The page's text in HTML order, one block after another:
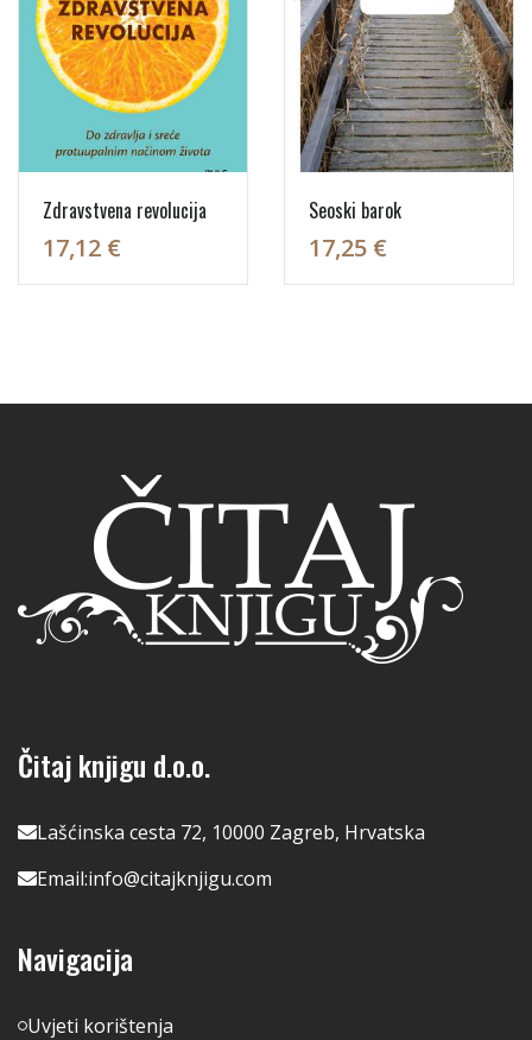
Zdravstvena revolucija
17,12 €
Seoski barok
17,25 €
Čitaj knjigu d.o.o.
Lašćinska cesta 72, 10000 Zagreb, Hrvatska
Email:info@citajknjigu.com
Navigacija
Uvjeti korištenja